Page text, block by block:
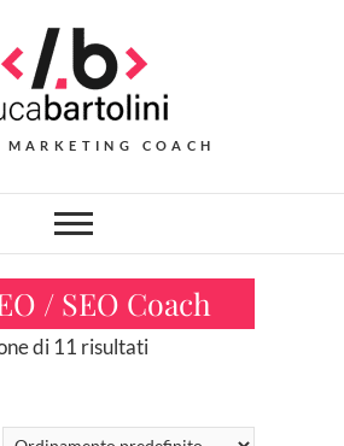
MARKETING COACH
/ SEO Coach
di 11 risultati